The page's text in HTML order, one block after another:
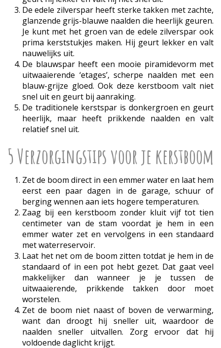
De edele zilverspar heeft sterke takken met zachte,
glanzende grijs-blauwe naalden die heerlijk geuren.
Je kunt met het groen van de edele zilverspar ook
prima kerststukjes maken. Hij geurt lekker en valt
nauwelijks uit.
De blauwspar heeft een mooie piramidevorm met
uitwaaierende ‘etages’, scherpe naalden met een
blauw-grijze gloed. Ook deze kerstboom valt niet
snel uit en geurt bij aanraking.
De traditionele kerstspar is donkergroen en geurt
heerlijk, maar heeft prikkende naalden en valt
relatief snel uit.
5 Verzorgingstips voor je kerstboom
Zet de boom direct in een emmer water en laat hem
eerst een paar dagen in de garage, schuur of
berging wennen aan iets hogere temperaturen.
Zaag bij een kerstboom zonder kluit vijf tot tien
centimeter van de stam voordat je hem in een
emmer water zet en vervolgens in een standaard
met waterreservoir.
Laat het net om de boom zitten totdat je hem in de
standaard of in een pot hebt gezet. Dat gaat veel
makkelijker dan wanneer je je tussen de
uitwaaierende, prikkende takken door moet
worstelen.
Zet de boom niet naast of boven de verwarming,
want dan droogt hij sneller uit, waardoor de
naalden sneller uitvallen. Zorg ervoor dat hij
voldoende daglicht krijgt.